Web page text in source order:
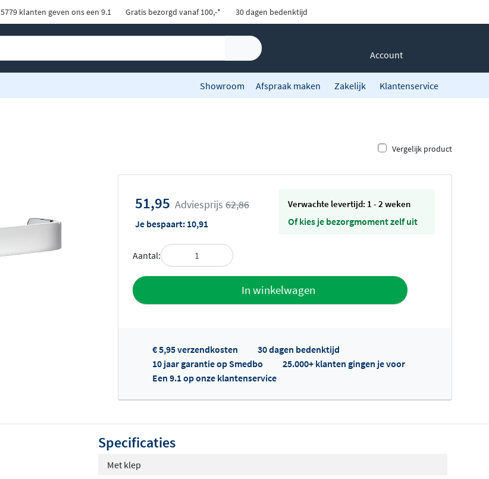
5779 klanten geven ons een 9.1 Gratis bezorgd vanaf 100,-* 30 dagen bedenktijd
Account
Showroom Afspraak maken Zakelijk Klantenservice
Vergelijk product
51,95 Adviesprijs 62,86
Je bespaart: 10,91
Verwachte levertijd: 1 - 2 weken
Of kies je bezorgmoment zelf uit
Aantal:
In winkelwagen
Toevoegen aan offerte
Offertes ophalen...
€ 5,95 verzendkosten
30 dagen bedenktijd
10 jaar garantie op Smedbo
25.000+ klanten gingen je voor
Een 9.1 op onze klantenservice
Specificaties
Met klep